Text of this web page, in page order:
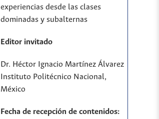
experiencias desde las clases
dominadas y subalternas
Editor invitado
Dr. Héctor Ignacio Martínez Álvarez
Instituto Politécnico Nacional,
México
Fecha de recepción de contenidos: